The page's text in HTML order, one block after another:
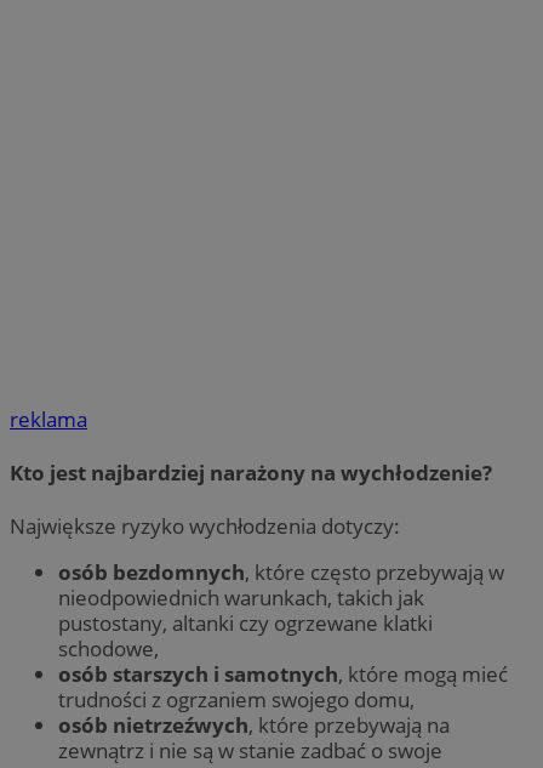
reklama
Kto jest najbardziej narażony na wychłodzenie?
Największe ryzyko wychłodzenia dotyczy:
osób bezdomnych, które często przebywają w
nieodpowiednich warunkach, takich jak
pustostany, altanki czy ogrzewane klatki
schodowe,
osób starszych i samotnych, które mogą mieć
trudności z ogrzaniem swojego domu,
osób nietrzeźwych, które przebywają na
zewnątrz i nie są w stanie zadbać o swoje